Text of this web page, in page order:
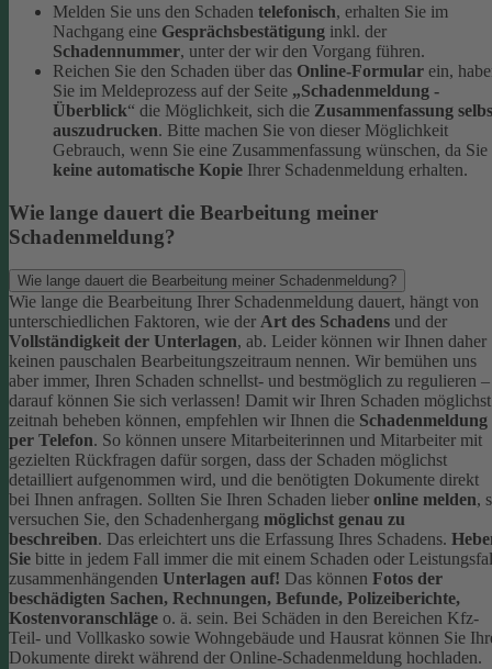
Melden Sie uns den Schaden telefonisch, erhalten Sie im
Nachgang eine Gesprächsbestätigung inkl. der
Schadennummer, unter der wir den Vorgang führen.
Reichen Sie den Schaden über das Online-Formular ein,
Sie im Meldeprozess auf der Seite „Schadenmeldung -
Überblick“ die Möglichkeit, sich die Zusammenfassung
auszudrucken. Bitte machen Sie von dieser Möglichkeit
Gebrauch, wenn Sie eine Zusammenfassung wünschen, da Sie
keine automatische Kopie Ihrer Schadenmeldung erhalten.
Wie lange dauert die Bearbeitung meiner
Schadenmeldung?
Wie lange dauert die Bearbeitung meiner Schadenmeldung?
Wie lange die Bearbeitung Ihrer Schadenmeldung dauert, hängt von
unterschiedlichen Faktoren, wie der Art des Schadens und der
Vollständigkeit der Unterlagen, ab. Leider können wir Ihnen daher
keinen pauschalen Bearbeitungszeitraum nennen. Wir bemühen uns
aber immer, Ihren Schaden schnellst- und bestmöglich zu regulieren –
darauf können Sie sich verlassen! Damit wir Ihren Schaden möglichst
zeitnah beheben können, empfehlen wir Ihnen die Schadenmeldung
per Telefon. So können unsere Mitarbeiterinnen und Mitarbeiter mit
gezielten Rückfragen dafür sorgen, dass der Schaden möglichst
detailliert aufgenommen wird, und die benötigten Dokumente direkt
bei Ihnen anfragen. Sollten Sie Ihren Schaden lieber online melden,
versuchen Sie, den Schadenhergang möglichst genau zu
beschreiben. Das erleichtert uns die Erfassung Ihres Schadens.
Sie bitte in jedem Fall immer die mit einem Schaden oder
zusammenhängenden Unterlagen auf! Das können Fotos der
beschädigten Sachen, Rechnungen, Befunde, Polizeiberichte,
Kostenvoranschläge o. ä. sein. Bei Schäden in den Bereichen Kfz-
Teil- und Vollkasko sowie Wohngebäude und Hausrat können Sie
Dokumente direkt während der Online-Schadenmeldung hochladen.